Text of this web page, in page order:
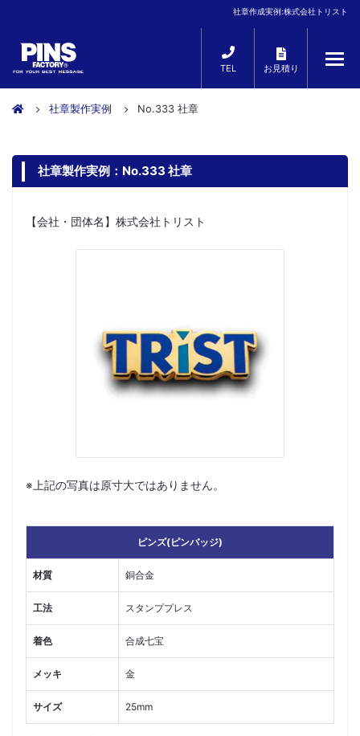
社章作成実例:株式会社トリスト
TEL お見積り
社章製作実例 No.333 社章
社章製作実例：No.333 社章
【会社・団体名】株式会社トリスト
※上記の写真は原寸大ではありません。
ピンズ(ピンバッジ)
材質 銅合金
工法 スタンププレス
着色 合成七宝
メッキ 金
サイズ 25mm